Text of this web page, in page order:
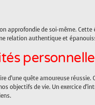
approfondie de soi-même. Cette
relation authentique et
d’une quête amoureuse réussie.
objectifs de vie. Un exercice